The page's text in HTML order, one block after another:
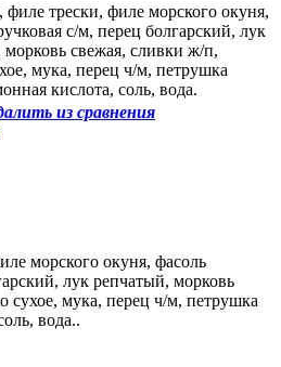
филе трески, филе морского окуня,
с/м, перец болгарский, лук
морковь свежая, сливки ж/п,
мука, перец ч/м, петрушка
кислота, соль, вода.
из сравнения
морского окуня, фасоль
лук репчатый, морковь
сухое, мука, перец ч/м, петрушка
вода..